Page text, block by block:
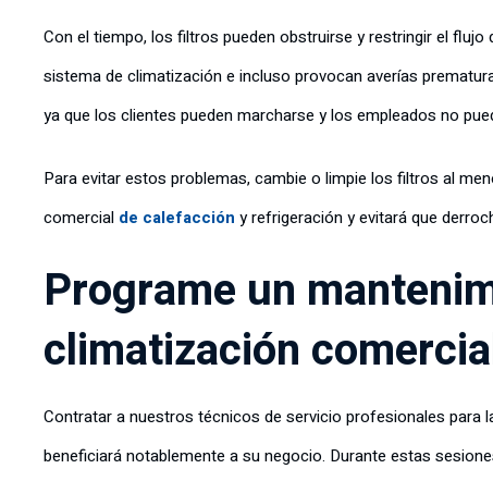
Con el tiempo, los filtros pueden obstruirse y restringir el
sistema de climatización e incluso provocan averías
ya que los clientes pueden marcharse y los empleados no
Para evitar estos problemas, cambie o limpie los filtros al
comercial de calefacción y refrigeración y evitará que
Programe un
climatización
Contratar a nuestros técnicos de servicio profesionales para
beneficiará notablemente a su negocio. Durante estas